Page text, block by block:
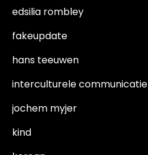
edsilia rombley
fakeupdate
hans teeuwen
interculturele communicatie
jochem myjer
kind